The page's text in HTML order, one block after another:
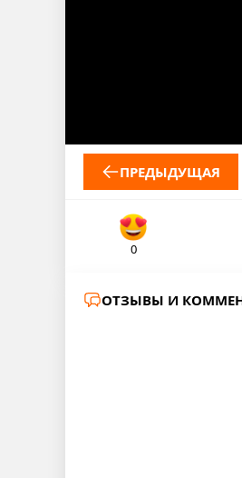
ПРЕДЫДУЩАЯ
0
ОТЗЫВЫ И